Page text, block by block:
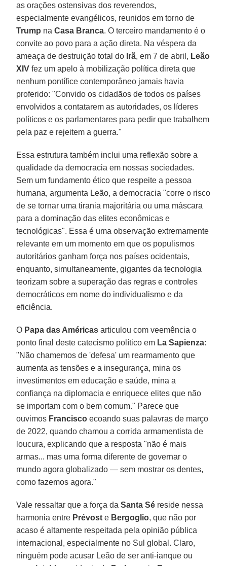
as orações ostensivas dos reverendos,
especialmente evangélicos, reunidos em torno de
Trump naCasa Branca. O terceiro mandamento é o
convite ao povo para a ação direta. Na véspera da
ameaça de destruição total do Irã, em 7 de abril, Leão
XIV fez um apelo à mobilização política direta que
nenhum pontífice contemporâneo jamais havia
proferido: "Convido os cidadãos de todos os países
envolvidos a contatarem as autoridades, os líderes
políticos e os parlamentares para pedir que trabalhem
pela paz e rejeitem a guerra."
Essa estrutura também inclui uma reflexão sobre a
qualidade da democracia em nossas sociedades.
Sem um fundamento ético que respeite a pessoa
humana, argumenta Leão, a democracia "corre o risco
de se tornar uma tirania majoritária ou uma máscara
para a dominação das elites econômicas e
tecnológicas". Essa é uma observação extremamente
relevante em um momento em que os populismos
autoritários ganham força nos países ocidentais,
enquanto, simultaneamente, gigantes da tecnologia
teorizam sobre a superação das regras e controles
democráticos em nome do individualismo e da
eficiência.
O Papa das Américas articulou com veemência o
ponto final deste catecismo político em La Sapienza:
"Não chamemos de 'defesa' um rearmamento que
aumenta as tensões e a insegurança, mina os
investimentos em educação e saúde, mina a
confiança na diplomacia e enriquece elites que não
se importam com o bem comum." Parece que
ouvimos Francisco ecoando suas palavras de março
de 2022, quando chamou a corrida armamentista de
loucura, explicando que a resposta "não é mais
armas... mas uma forma diferente de governar o
mundo agora globalizado — sem mostrar os dentes,
como fazemos agora."
Vale ressaltar que a força daSanta Sé reside nessa
harmonia entre Prévost e Bergoglio, que não por
acaso é altamente respeitada pela opinião pública
internacional, especialmente no Sul global. Claro,
ninguém pode acusar Leão de ser anti-ianque ou